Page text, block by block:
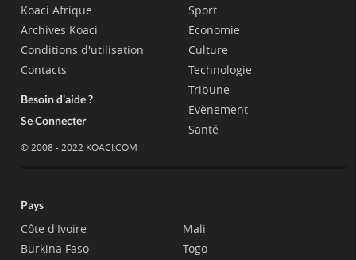
Koaci Afrique
Archives Koaci
Conditions d'utilisation
Contacts
Besoin d'aide ?
Se Connecter
© 2008 - 2022 KOACI.COM
Sport
Economie
Culture
Technologie
Tribune
Evènement
Santé
Pays
Côte d'Ivoire
Burkina Faso
Mali
Togo